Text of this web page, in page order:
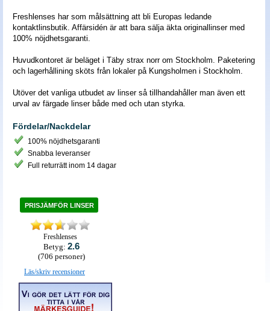
Freshlenses har som målsättning att bli Europas ledande
kontaktlinsbutik. Affärsidén är att bara sälja äkta originallinser med
100% nöjdhetsgaranti.
Huvudkontoret är beläget i Täby strax norr om Stockholm. Paketering
och lagerhållining sköts från lokaler på Kungsholmen i Stockholm.
Utöver det vanliga utbudet av linser så tillhandahåller man även ett
urval av färgade linser både med och utan styrka.
Fördelar/Nackdelar
100% nöjdhetsgaranti
Snabba leveranser
Full returrätt inom 14 dagar
PRISJÄMFÖR LINSER
Freshlenses
Betyg: 2.6
(706 personer)
Läs/skriv recensioner